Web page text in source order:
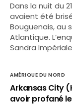
Dans la nuit du
avaient été
Bouguenais, au
Atlantique.
Sandra
AMÉRIQUE DU NORD
Arkansas City
avoir profané